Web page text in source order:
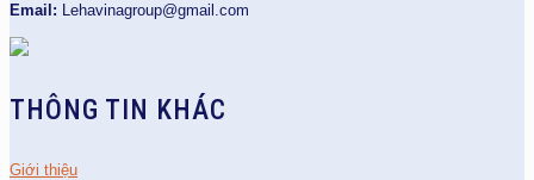
Email: Lehavinagroup@gmail.com
THÔNG TIN KHÁC
Giới thiệu